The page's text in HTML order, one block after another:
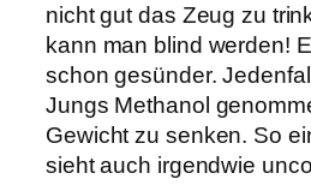
nicht gut das Zeug zu
kann man blind werden!
schon gesünder.
Jungs Methanol
Gewicht zu senken. So
sieht auch irgendwie